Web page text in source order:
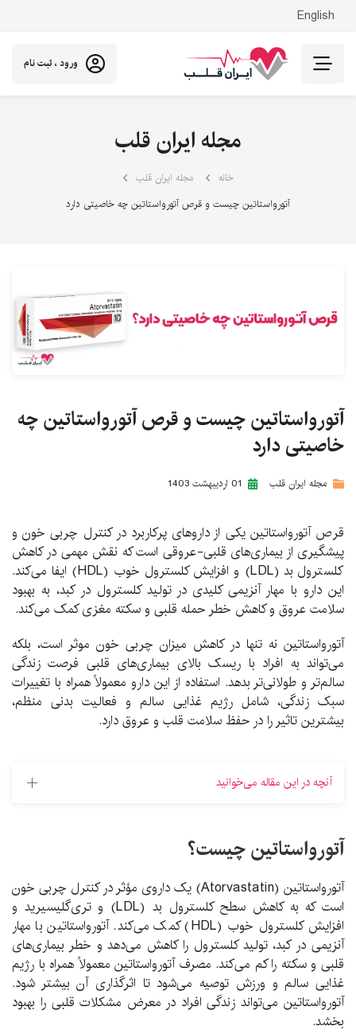
English
ورود ، ثبت نام
مجله ایران قلب
خانه
مجله ایران قلب
آتورواستاتین چیست و قرص آتورواستاتین چه خاصیتی دارد
آتورواستاتین چیست و قرص آتورواستاتین چه
خاصیتی دارد
مجله ایران قلب 01 ارديبهشت 1403
قرص آتورواستاتین یکی از داروهای پرکاربرد در کنترل چربی خون و
پیشگیری از بیماری‌های قلبی-عروقی است که نقش مهمی در کاهش
کلسترول بد (LDL) و افزایش کلسترول خوب (HDL) ایفا می‌کند.
این دارو با مهار آنزیمی کلیدی در تولید کلسترول در کبد، به بهبود
سلامت عروق و کاهش خطر حمله قلبی و سکته مغزی کمک می‌کند.
آتورواستاتین نه تنها در کاهش میزان چربی خون موثر است، بلکه
می‌تواند به افراد با ریسک بالای بیماری‌های قلبی فرصت زندگی
سالم‌تر و طولانی‌تر بدهد. استفاده از این دارو معمولاً همراه با تغییرات
سبک زندگی، شامل رژیم غذایی سالم و فعالیت بدنی منظم،
بیشترین تاثیر را در حفظ سلامت قلب و عروق دارد.
آنچه در این مقاله می‌خوانید
آتورواستاتین چیست؟
آتورواستاتین (Atorvastatin) یک داروی مؤثر در کنترل چربی خون
است که به کاهش سطح کلسترول بد (LDL) و تری‌گلیسیرید و
افزایش کلسترول خوب (HDL) کمک می‌کند. آتورواستاتین با مهار
آنزیمی در کبد، تولید کلسترول را کاهش می‌دهد و خطر بیماری‌های
قلبی و سکته را کم می‌کند. مصرف آتورواستاتین معمولاً همراه با رژیم
غذایی سالم و ورزش توصیه می‌شود تا اثرگذاری آن بیشتر شود.
آتورواستاتین می‌تواند زندگی افراد در معرض مشکلات قلبی را بهبود
بخشد.